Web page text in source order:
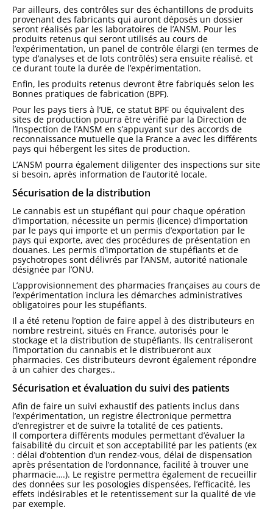
Par ailleurs, des contrôles sur des échantillons de produits
provenant des fabricants qui auront déposés un dossier
seront réalisés par les laboratoires de l’ANSM. Pour les
produits retenus qui seront utilisés au cours de
l’expérimentation, un panel de contrôle élargi (en termes de
type d’analyses et de lots contrôlés) sera ensuite réalisé, et
ce durant toute la durée de l’expérimentation.
Enfin, les produits retenus devront être fabriqués selon les
Bonnes pratiques de fabrication (BPF).
Pour les pays tiers à l’UE, ce statut BPF ou équivalent des
sites de production pourra être vérifié par la Direction de
l’Inspection de l’ANSM en s’appuyant sur des accords de
reconnaissance mutuelle que la France a avec les différents
pays qui hébergent les sites de production.
L’ANSM pourra également diligenter des inspections sur site
si besoin, après information de l’autorité locale.
Sécurisation de la distribution
Le cannabis est un stupéfiant qui pour chaque opération
d’importation, nécessite un permis (licence) d’importation
par le pays qui importe et un permis d’exportation par le
pays qui exporte, avec des procédures de présentation en
douanes. Les permis d’importation de stupéfiants et de
psychotropes sont délivrés par l’ANSM, autorité nationale
désignée par l’ONU.
L’approvisionnement des pharmacies françaises au cours de
l’expérimentation inclura les démarches administratives
obligatoires pour les stupéfiants.
Il a été retenu l’option de faire appel à des distributeurs en
nombre restreint, situés en France, autorisés pour le
stockage et la distribution de stupéfiants. Ils centraliseront
l’importation du cannabis et le distribueront aux
pharmacies. Ces distributeurs devront également répondre
à un cahier des charges..
Sécurisation et évaluation du suivi des patients
Afin de faire un suivi exhaustif des patients inclus dans
l’expérimentation, un registre électronique permettra
d’enregistrer et de suivre la totalité de ces patients.
Il comportera différents modules permettant d’évaluer la
faisabilité du circuit et son acceptabilité par les patients (ex
: délai d’obtention d’un rendez-vous, délai de dispensation
après présentation de l’ordonnance, facilité à trouver une
pharmacie….). Le registre permettra également de recueillir
des données sur les posologies dispensées, l’efficacité, les
effets indésirables et le retentissement sur la qualité de vie
par exemple.